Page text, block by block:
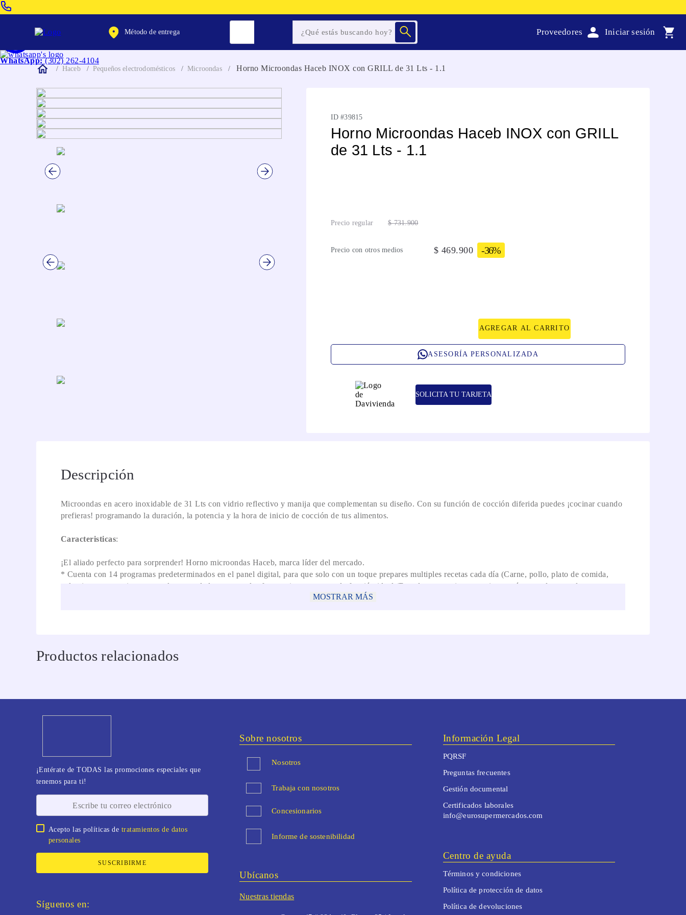
WhatsApp: (302) 262-4104
Método de entrega Proveedores
Haceb Pequeños electrodomésticos Microondas Horno Microondas Haceb INOX con GRILL de 31 Lts - 1.1
ID #39815
Horno Microondas Haceb INOX con GRILL
de 31 Lts - 1.1
Precio regular $ 731.900
Precio con otros medios $ 469.900 -36%
AGREGAR AL CARRITO
ASESORÍA PERSONALIZADA
SOLICITA TU TARJETA
Descripción
Microondas en acero inoxidable de 31 Lts con vidrio reflectivo y manija que complementan su diseño. Con su función de cocción diferida puedes ¡cocinar cuando
prefieras! programando la duración, la potencia y la hora de inicio de cocción de tus alimentos.
Caracteristicas:
¡El aliado perfecto para sorprender! Horno microondas Haceb, marca líder del mercado.
* Cuenta con 14 programas predeterminados en el panel digital, para que solo con un toque prepares multiples recetas cada día (Carne, pollo, plato de comida,
palomitas, papas, pizza, vegetales congelados y vegetales frescos. ) o programes la función ideal (Dorador, potencia, memoria, cronómetro, descongelar por peso y
* Brinda cocción eficiente al distribuir uniformemente el calor, cuenta con protección anti-salpicaduras.
MOSTRAR MÁS
Productos relacionados
¡Entérate de TODAS las promociones especiales que
tenemos para ti!
Acepto las políticas de tratamientos de datos
personales
SUSCRIBIRME
Síguenos en:
Sobre nosotros
Nosotros
Trabaja con nosotros
Concesionarios
Informe de sostenibilidad
Ubícanos
Nuestras tiendas
Información Legal
PQRSF
Preguntas frecuentes
Gestión documental
Certificados laborales
info@eurosupermercados.com
Centro de ayuda
Términos y condiciones
Política de protección de datos
Política de devoluciones